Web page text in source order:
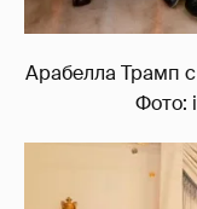
Арабелла Трамп
Фото: